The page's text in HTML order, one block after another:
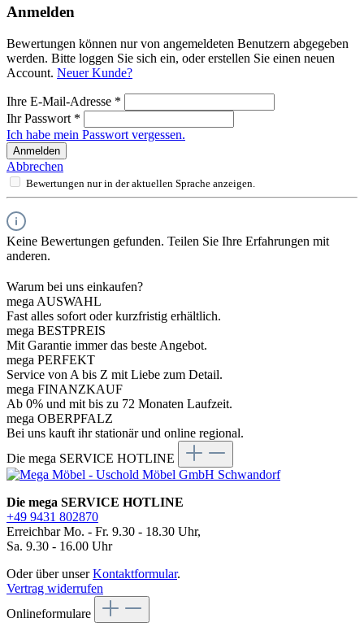
Anmelden
Bewertungen können nur von angemeldeten Benutzern abgegeben
werden. Bitte loggen Sie sich ein, oder erstellen Sie einen neuen
Account. Neuer Kunde?
Ihre E-Mail-Adresse *
Ihr Passwort *
Ich habe mein Passwort vergessen.
Anmelden
Abbrechen
Bewertungen nur in der aktuellen Sprache anzeigen.
Keine Bewertungen gefunden. Teilen Sie Ihre Erfahrungen mit
anderen.
Warum bei uns einkaufen?
mega AUSWAHL
Fast alles sofort oder kurzfristig erhältlich.
mega BESTPREIS
Mit Garantie immer das beste Angebot.
mega PERFEKT
Service von A bis Z mit Liebe zum Detail.
mega FINANZKAUF
Ab 0% und mit bis zu 72 Monaten Laufzeit.
mega OBERPFALZ
Bei uns kauft ihr stationär und online regional.
Die mega SERVICE HOTLINE
Die mega SERVICE HOTLINE
+49 9431 802870
Erreichbar Mo. - Fr. 9.30 - 18.30 Uhr,
Sa. 9.30 - 16.00 Uhr
Oder über unserKontaktformular.
Vertrag widerrufen
Onlineformulare